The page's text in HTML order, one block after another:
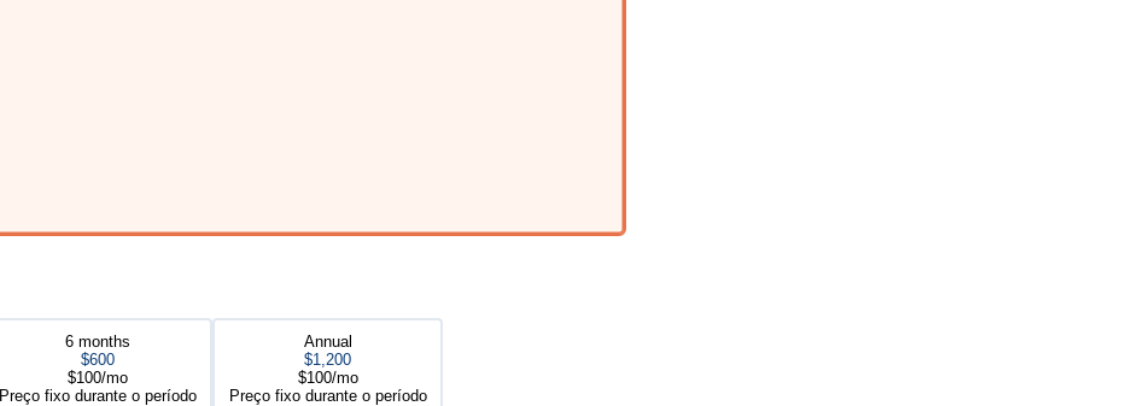
6 months
$600
$100/mo
Preço fixo durante o período
Annual
$1,200
$100/mo
Preço fixo durante o período